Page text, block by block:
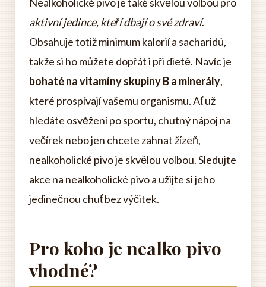
aktivní jedince, kteří dbají o své zdraví.
Obsahuje totiž minimum kalorií a sacharidů,
takže si ho můžete dopřát i při dietě. Navíc je
bohaté na vitamíny skupiny B a minerály,
které prospívají vašemu organismu. Ať už
hledáte osvěžení po sportu, chutný nápoj na
večírek nebo jen chcete zahnat žízeň,
nealkoholické pivo je skvělou volbou. Sledujte
akce na nealkoholické pivo a užijte si jeho
jedinečnou chuť bez výčitek.
Pro koho je nealko pivo
vhodné?